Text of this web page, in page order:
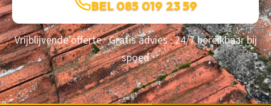
BEL 085 019 23 59
Vrijblijvende offerte · Gratis advies · 24/7 bereikbaar bij
spoed